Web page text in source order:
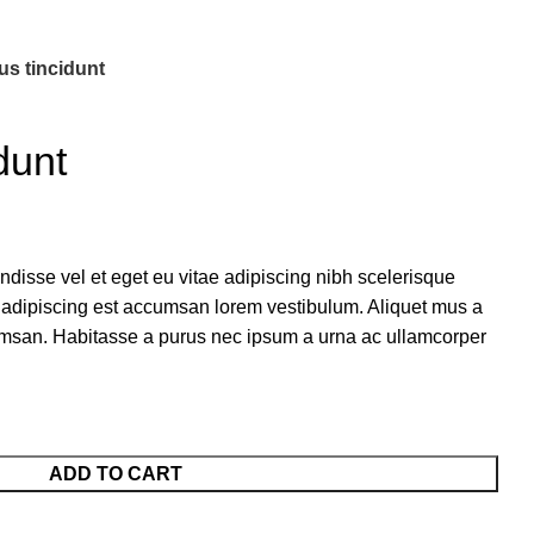
tincidunt
vel et eget eu vitae adipiscing nibh scelerisque
est accumsan lorem vestibulum. Aliquet mus a
Habitasse a purus nec ipsum a urna ac ullamcorper
ADD TO CART